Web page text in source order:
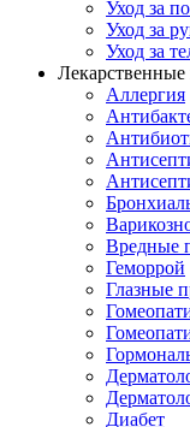
Уход за
Уход за
Уход за
Аллергия
Вредные
Геморрой
Глазные
Диабет